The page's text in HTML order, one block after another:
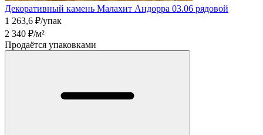
Декоративный камень Малахит Андорра 03.06 рядовой
1 263,6 ₽/упак
2 340 ₽/м²
Продаётся упаковками